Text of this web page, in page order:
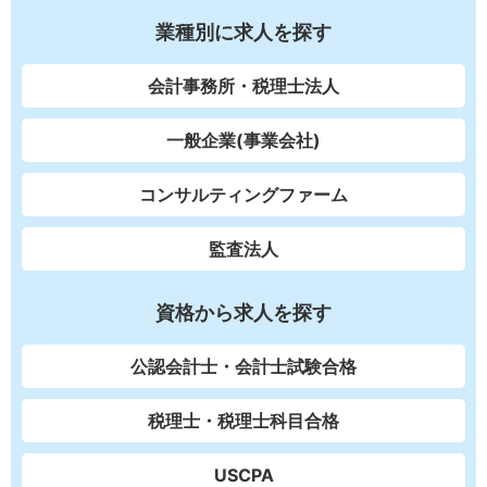
業種別に求人を探す
会計事務所・税理士法人
一般企業(事業会社)
コンサルティングファーム
監査法人
資格から求人を探す
公認会計士・会計士試験合格
税理士・税理士科目合格
USCPA